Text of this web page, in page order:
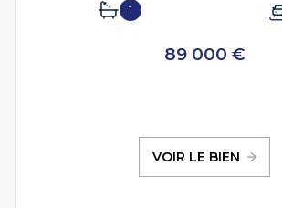
1
89 000 €
VOIR LE BIEN